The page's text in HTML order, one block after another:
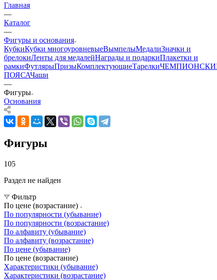
Главная
—
Каталог
—
Фигуры и основания
КубкиКубки многоуровневыеВымпелыМедалиЗначки и
брелокиЛенты для медалейНаграды и подаркиПлакетки и
рамкиФутлярыПризыКомплектующиеТарелки
ПОЯСАЧаши
—
Фигуры
Основания
Фигуры
105
Раздел не найден
Фильтр
По цене (возрастание)
По популярности (убывание)
По популярности (возрастание)
По алфавиту (убывание)
По алфавиту (возрастание)
По цене (убывание)
По цене (возрастание)
Характеристики (убывание)
Характеристики (возрастание)